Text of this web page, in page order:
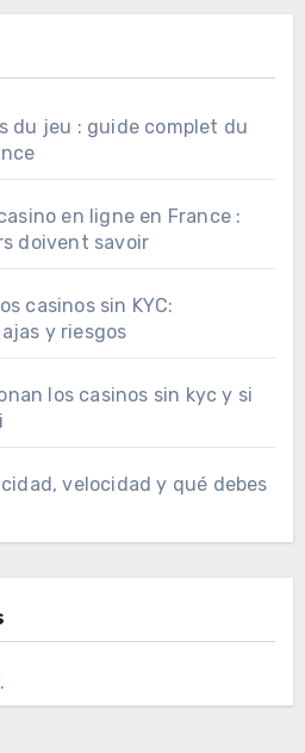
du jeu : guide complet du
en ligne en France :
doivent savoir
casinos sin KYC:
y riesgos
los casinos sin kyc y si
velocidad y qué debes